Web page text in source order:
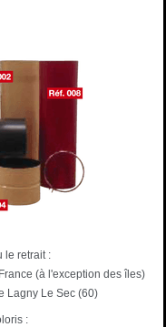
le retrait :
(à l'exception des îles)
Lagny Le Sec (60)
: